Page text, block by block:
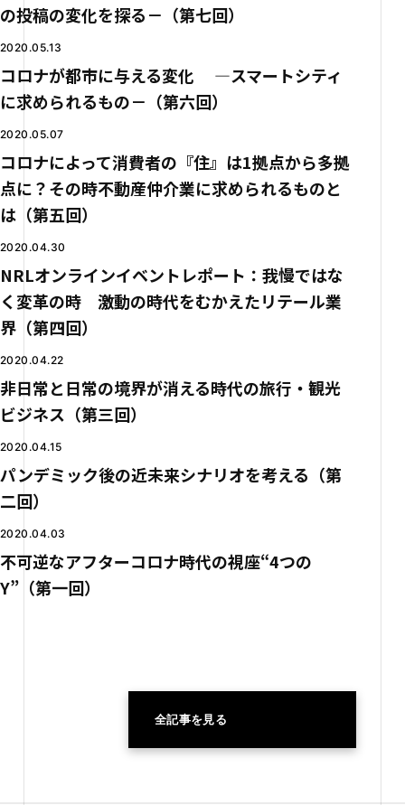
の投稿の変化を探る－（第七回）
2020.05.13
コロナが都市に与える変化 ―スマートシティ
に求められるもの－（第六回）
2020.05.07
コロナによって消費者の『住』は1拠点から多拠
点に？その時不動産仲介業に求められるものと
は（第五回）
2020.04.30
NRLオンラインイベントレポート：我慢ではな
く変革の時 激動の時代をむかえたリテール業
界（第四回）
2020.04.22
非日常と日常の境界が消える時代の旅行・観光
ビジネス（第三回）
2020.04.15
パンデミック後の近未来シナリオを考える（第
二回）
2020.04.03
不可逆なアフターコロナ時代の視座“4つの
Y”（第一回）
全記事を見る